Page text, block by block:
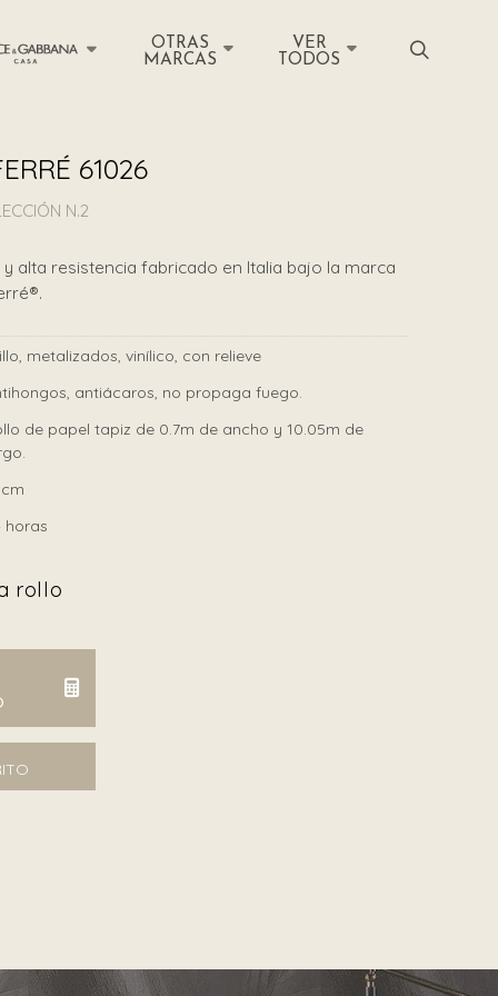
OTRAS
MARCAS
VER
TODOS
61026
N.2
alta resistencia fabricado en Italia bajo la marca
metalizados, vinílico, con relieve
antiácaros, no propaga fuego.
de papel tapiz de 0.7m de ancho y 10.05m de
horas
rollo